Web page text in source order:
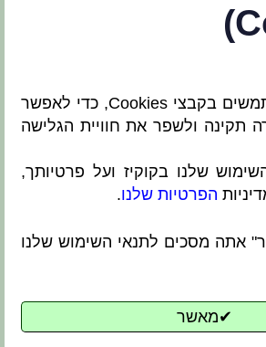
יצירת קשר:
אתרים ושיווק דיגיטלי
באתר זה אנו משתמשים בקבצי Cookies, כדי לאפשר
תקינה ולשפר את חוויית הגלישה
שלנו בקוקיז ועל פרטיותך,
הפרטיות שלנו.
אתה מסכים לתנאי השימוש שלנו
✔מאשר